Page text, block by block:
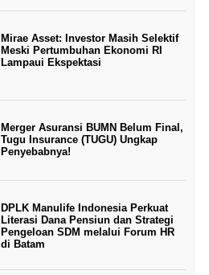
Mirae Asset: Investor Masih Selektif
Meski Pertumbuhan Ekonomi RI
Lampaui Ekspektasi
Merger Asuransi BUMN Belum Final,
Tugu Insurance (TUGU) Ungkap
Penyebabnya!
DPLK Manulife Indonesia Perkuat
Literasi Dana Pensiun dan Strategi
Pengeloan SDM melalui Forum HR
di Batam